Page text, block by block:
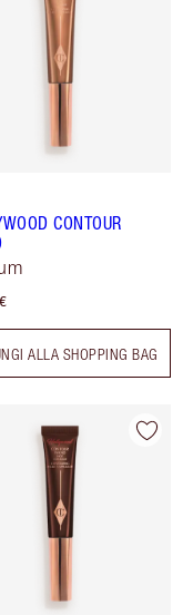
CONTOUR
ALLA SHOPPING BAG